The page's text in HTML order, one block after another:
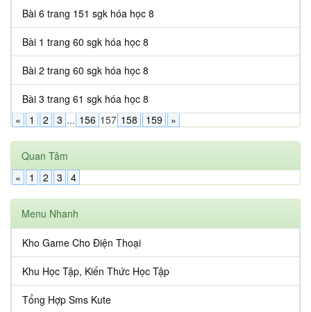
Bài 6 trang 151 sgk hóa học 8
Bài 1 trang 60 sgk hóa học 8
Bài 2 trang 60 sgk hóa học 8
Bài 3 trang 61 sgk hóa học 8
«
1 2 3 ... 156 157 158 159 »
Quan Tâm
«
1 2 3 4
Menu Nhanh
Kho Game Cho Điện Thoại
Khu Học Tập, Kiến Thức Học Tập
Tổng Hợp Sms Kute